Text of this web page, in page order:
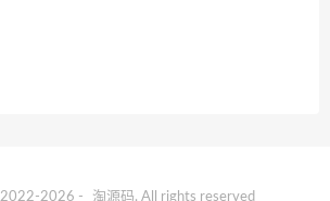
2026 - 淘源码. All rights reserved